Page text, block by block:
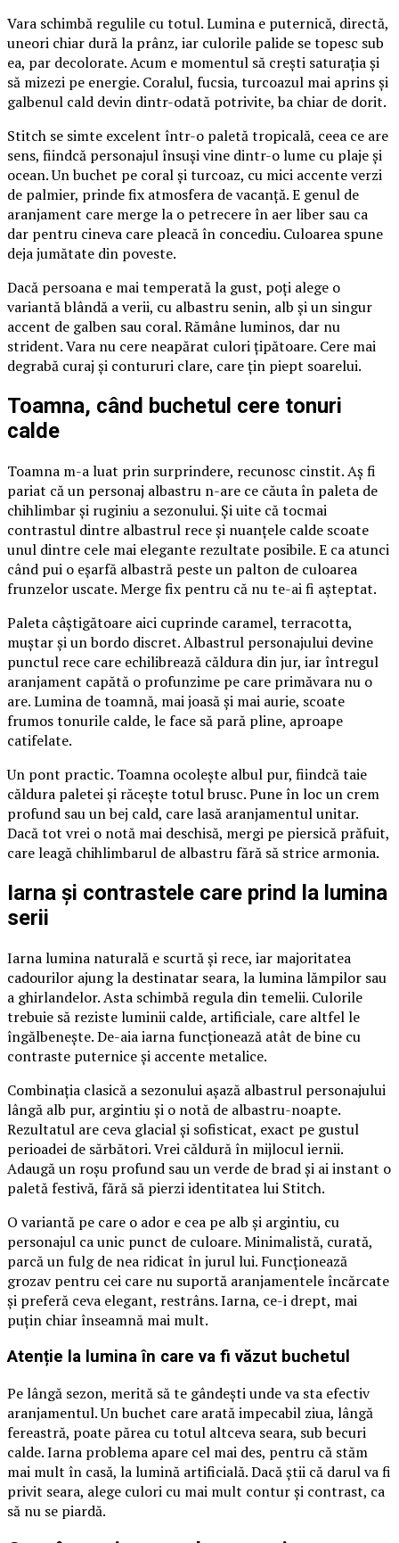
Vara schimbă regulile cu totul. Lumina e puternică, directă,
uneori chiar dură la prânz, iar culorile palide se topesc sub
ea, par decolorate. Acum e momentul să crești saturația și
să mizezi pe energie. Coralul, fucsia, turcoazul mai aprins și
galbenul cald devin dintr-odată potrivite, ba chiar de dorit.
Stitch se simte excelent într-o paletă tropicală, ceea ce are
sens, fiindcă personajul însuși vine dintr-o lume cu plaje și
ocean. Un buchet pe coral și turcoaz, cu mici accente verzi
de palmier, prinde fix atmosfera de vacanță. E genul de
aranjament care merge la o petrecere în aer liber sau ca
dar pentru cineva care pleacă în concediu. Culoarea spune
deja jumătate din poveste.
Dacă persoana e mai temperată la gust, poți alege o
variantă blândă a verii, cu albastru senin, alb și un singur
accent de galben sau coral. Rămâne luminos, dar nu
strident. Vara nu cere neapărat culori țipătoare. Cere mai
degrabă curaj și contururi clare, care țin piept soarelui.
Toamna, când buchetul cere tonuri
calde
Toamna m-a luat prin surprindere, recunosc cinstit. Aș fi
pariat că un personaj albastru n-are ce căuta în paleta de
chihlimbar și ruginiu a sezonului. Și uite că tocmai
contrastul dintre albastrul rece și nuanțele calde scoate
unul dintre cele mai elegante rezultate posibile. E ca atunci
când pui o eșarfă albastră peste un palton de culoarea
frunzelor uscate. Merge fix pentru că nu te-ai fi așteptat.
Paleta câștigătoare aici cuprinde caramel, terracotta,
muștar și un bordo discret. Albastrul personajului devine
punctul rece care echilibrează căldura din jur, iar întregul
aranjament capătă o profunzime pe care primăvara nu o
are. Lumina de toamnă, mai joasă și mai aurie, scoate
frumos tonurile calde, le face să pară pline, aproape
catifelate.
Un pont practic. Toamna ocolește albul pur, fiindcă taie
căldura paletei și răcește totul brusc. Pune în loc un crem
profund sau un bej cald, care lasă aranjamentul unitar.
Dacă tot vrei o notă mai deschisă, mergi pe piersică prăfuit,
care leagă chihlimbarul de albastru fără să strice armonia.
Iarna și contrastele care prind la lumina
serii
Iarna lumina naturală e scurtă și rece, iar majoritatea
cadourilor ajung la destinatar seara, la lumina lămpilor sau
a ghirlandelor. Asta schimbă regula din temelii. Culorile
trebuie să reziste luminii calde, artificiale, care altfel le
îngălbenește. De-aia iarna funcționează atât de bine cu
contraste puternice și accente metalice.
Combinația clasică a sezonului așază albastrul personajului
lângă alb pur, argintiu și o notă de albastru-noapte.
Rezultatul are ceva glacial și sofisticat, exact pe gustul
perioadei de sărbători. Vrei căldură în mijlocul iernii.
Adaugă un roșu profund sau un verde de brad și ai instant o
paletă festivă, fără să pierzi identitatea lui Stitch.
O variantă pe care o ador e cea pe alb și argintiu, cu
personajul ca unic punct de culoare. Minimalistă, curată,
parcă un fulg de nea ridicat în jurul lui. Funcționează
grozav pentru cei care nu suportă aranjamentele încărcate
și preferă ceva elegant, restrâns. Iarna, ce-i drept, mai
puțin chiar înseamnă mai mult.
Atenție la lumina în care va fi văzut buchetul
Pe lângă sezon, merită să te gândești unde va sta efectiv
aranjamentul. Un buchet care arată impecabil ziua, lângă
fereastră, poate părea cu totul altceva seara, sub becuri
calde. Iarna problema apare cel mai des, pentru că stăm
mai mult în casă, la lumină artificială. Dacă știi că darul va fi
privit seara, alege culori cu mai mult contur și contrast, ca
să nu se piardă.